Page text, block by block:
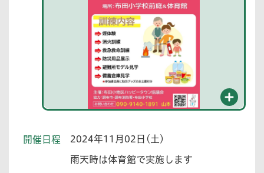
開催日程 2024年11月02日(土)
雨天時は体育館で実施します